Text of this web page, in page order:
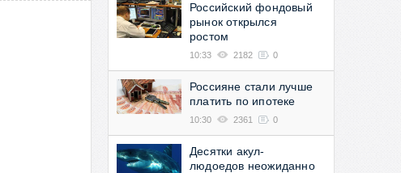
Российский фондовый
рынок открылся
ростом
10:33 2182 0
Россияне стали лучше
платить по ипотеке
10:30 2361 0
Десятки акул-
людоедов неожиданно